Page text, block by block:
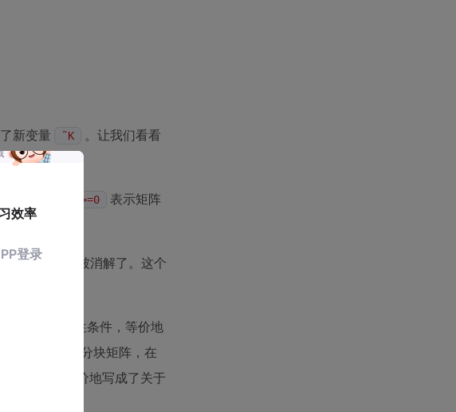
新变量 ˜K
。让我们看看
0 >=0
表示矩阵
中的非线性项被消解了。这个
块矩阵正定性条件，等价地
Q^T, R] 的分块矩阵，在
不等式，等价地写成了关于